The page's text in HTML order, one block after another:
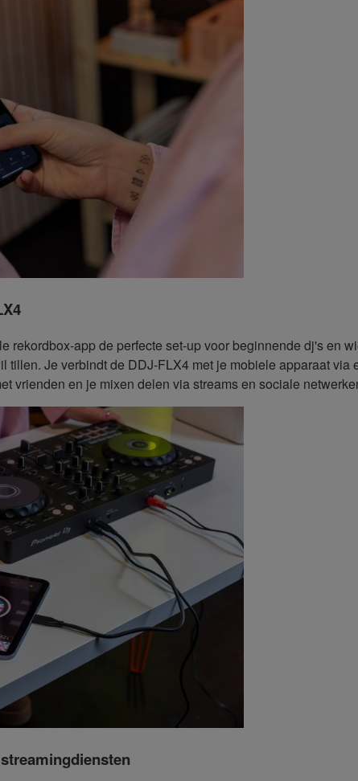
rekordbox-app de perfecte set-up voor beginnende dj's en
Je verbindt de DDJ‑FLX4 met je mobiele apparaat
vrienden en je mixen delen via streams en sociale